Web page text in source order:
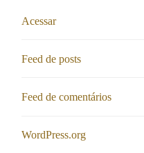
Acessar
Feed de posts
Feed de comentários
WordPress.org